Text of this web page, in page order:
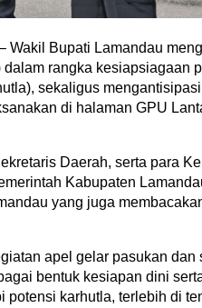
Wakil Bupati Lamandau
rangka kesiapsiagaan
sekaligus
di halaman GPU
Daerah, serta para
Kabupaten
yang juga
apel gelar pasukan dan
bentuk kesiapan dini
karhutla, terlebih di